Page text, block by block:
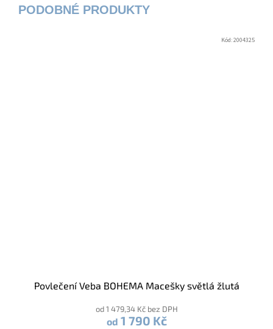
Povlečení Veba BOHEMA Macešky světlá žlutá
od 1 479,34 Kč bez DPH
od 1 790 Kč
Kód:2004325